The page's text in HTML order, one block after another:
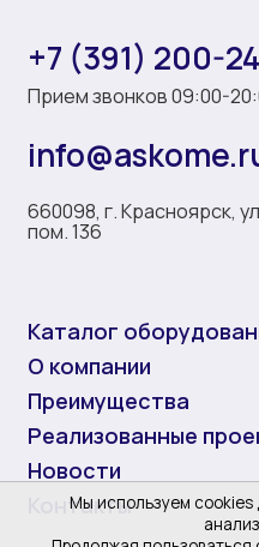
Мы используем cookies
+7 (391) 200-
Прием звонков 09:00-
660098, г. Красноярск,
пом. 136
Каталог
О компании
Преимущества
Реализованные
Новости
Контакты